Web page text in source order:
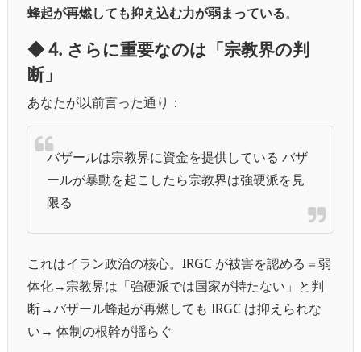
蜂起が再燃しても抑え込む力が弱まっている。
◆ 4. さらに重要なのは「宗教界の判
断」
あなたが以前言った通り：
バザールは宗教界に資金を提供している バザ
ールが暴動を起こしたら宗教界は強硬派を見
限る
これはイラン政治の核心。 IRGC が被害を認める＝弱
体化→宗教界は「強硬派では国家が持たない」と判
断→バザール蜂起が再燃しても IRGC は抑えられな
い→ 体制の根幹が揺らぐ